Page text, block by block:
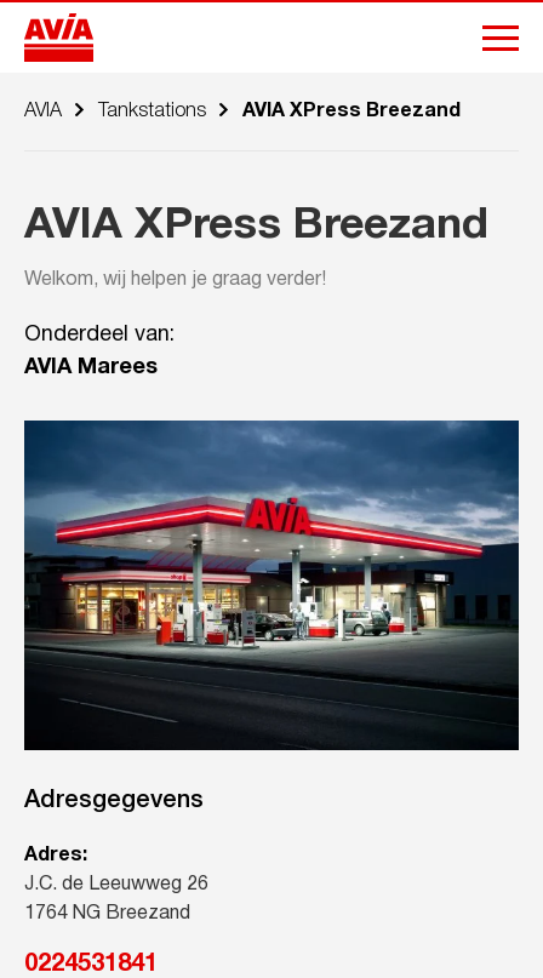
AVIA Tankstations AVIA XPress Breezand
AVIA XPress Breezand
Welkom, wij helpen je graag verder!
Onderdeel van:
AVIA Marees
Adresgegevens
Adres:
J.C. de Leeuwweg 26
1764 NG Breezand
0224531841